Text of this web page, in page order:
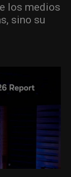
los medios
sino su